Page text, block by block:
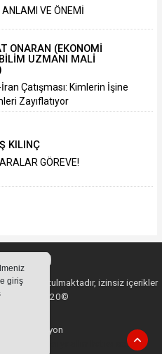
giriş
ANLAMI VE ÖNEMİ
ONARAN (EKONOMİ
UZMANI MALİ
Çatışması: Kimlerin İşine
Zayıflatıyor
KILINÇ
GÖREVE!
saklı tutulmaktadır, izinsiz içerikler
2020©
Web Aksiyon
scripti haber script